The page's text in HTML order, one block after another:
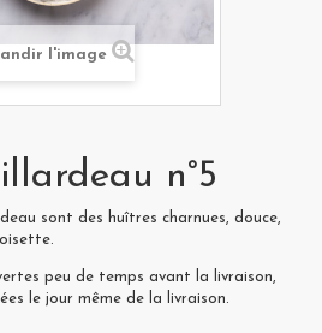
l'image
n°5
sont des huîtres charnues, douce,
peu de temps avant la livraison,
le jour même de la livraison.